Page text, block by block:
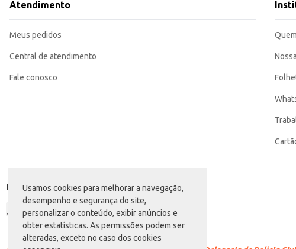
Usamos cookies para melhorar a navegação,
desempenho e segurança do site,
personalizar o conteúdo, exibir anúncios e
obter estatísticas. As permissões podem ser
alteradas, exceto no caso dos cookies
Ideal para a preparação de chás e infusões, conferindo benefícios à saúde.
O Cravo da Índia Santa Cozinha oferece praticidade e qualidade, sendo uma
Atendimento
Meus pedidos
Central de atendimento
Fale conosco
Formas de pagamento